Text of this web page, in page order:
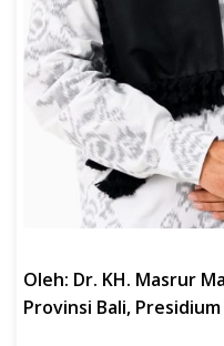
Oleh: Dr. KH. Masrur
Provinsi Bali,